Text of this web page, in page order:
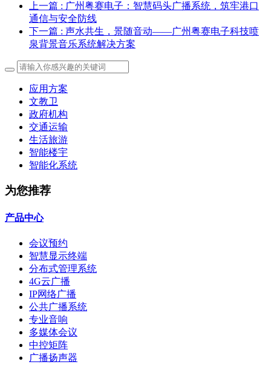
上一篇 : 广州粤赛电子：智慧码头广播系统，筑牢港口
通信与安全防线
下一篇 : 声水共生，景随音动——广州粤赛电子科技喷
泉背景音乐系统解决方案
应用方案
文教卫
政府机构
交通运输
生活旅游
智能楼宇
智能化系统
为您推荐
产品中心
会议预约
智慧显示终端
分布式管理系统
4G云广播
IP网络广播
公共广播系统
专业音响
多媒体会议
中控矩阵
广播扬声器